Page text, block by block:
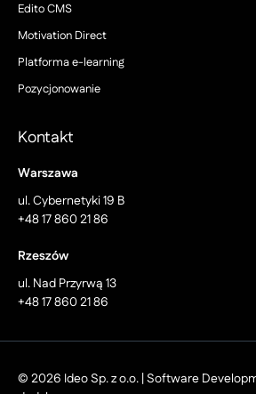
Edito CMS
Motivation Direct
Platforma e-learning
Pozycjonowanie
Kontakt
Warszawa
ul. Cybernetyki 19 B
+48 17 860 21 86
Rzeszów
ul. Nad Przyrwą 13
+48 17 860 21 86
© 2026 Ideo Sp. z o.o. | Software